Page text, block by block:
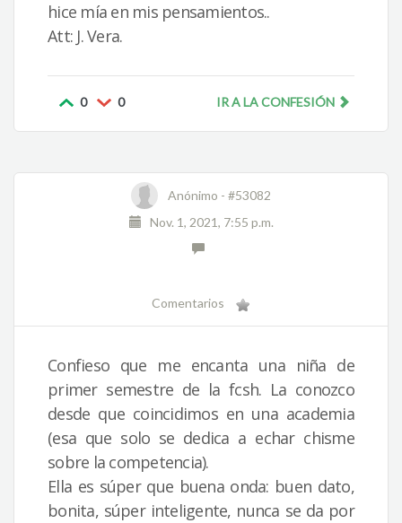
hice mía en mis pensamientos..
Att: J. Vera.
0 0 IR A LA CONFESIÓN
Anónimo - #53082
Nov. 1, 2021, 7:55 p.m.
Comentarios
Confieso que me encanta una niña de
primer semestre de la fcsh. La conozco
desde que coincidimos en una academia
(esa que solo se dedica a echar chisme
sobre la competencia).
Ella es súper que buena onda: buen dato,
bonita, súper inteligente, nunca se da por